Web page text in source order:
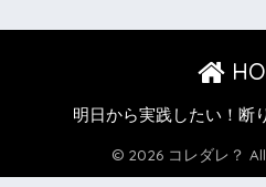
明日から実践したい！断
© 2026 コレダレ？